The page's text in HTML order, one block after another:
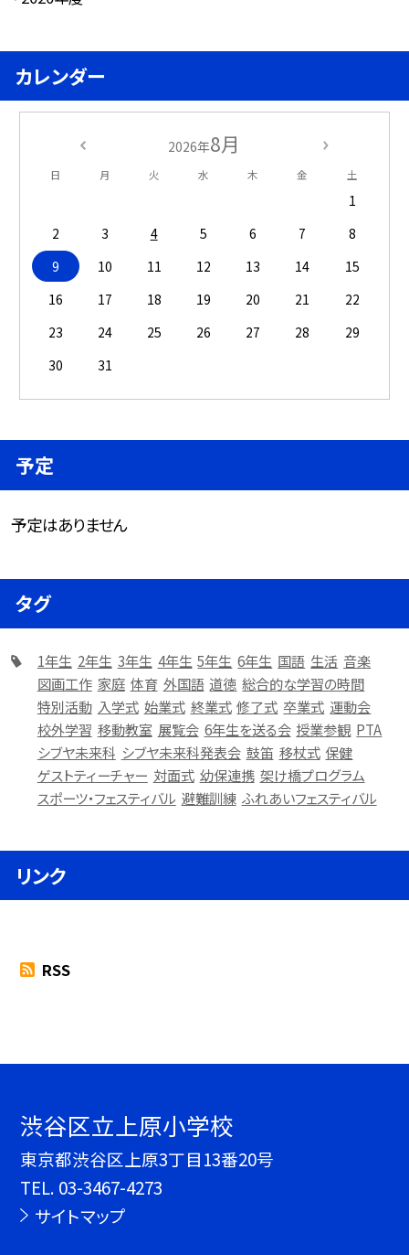
カレンダー
2026年8月
日 月 火 水 木 金 土
1
2
3 4 5 6 7
8
9
10 11 12 13 14
15
16
17 18 19 20 21
22
23
24 25 26 27 28
29
30
31
予定
予定はありません
タグ
1年生 2年生 3年生 4年生 5年生 6年生 国語 生活 音楽
図画工作 家庭 体育 外国語 道徳 総合的な学習の時間
特別活動 入学式 始業式 終業式 修了式 卒業式 運動会
校外学習 移動教室 展覧会 6年生を送る会 授業参観 PTA
シブヤ未来科 シブヤ未来科発表会 鼓笛 移杖式 保健
ゲストティーチャー 対面式 幼保連携 架け橋プログラム
スポーツ・フェスティバル 避難訓練 ふれあいフェスティバル
リンク
RSS
渋谷区立上原小学校
東京都渋谷区上原3丁目13番20号
TEL. 03-3467-4273
サイトマップ